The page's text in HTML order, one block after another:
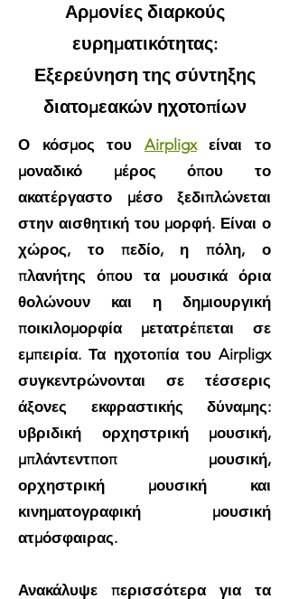
Αρμονίες διαρκούς
ευρηματικότητας:
Εξερεύνηση της σύντηξης
διατομεακών ηχοτοπίων
Ο κόσμος του Airpligxείναι το
μοναδικό μέρος όπου το
ακατέργαστο μέσο ξεδιπλώνεται
στην αισθητική του μορφή. Είναι ο
χώρος, το πεδίο, η πόλη, ο
πλανήτης όπου τα μουσικά όρια
θολώνουν και η δημιουργική
ποικιλομορφία μετατρέπεται σε
εμπειρία. Τα ηχοτοπία του Airpligx
συγκεντρώνονται σε τέσσερις
άξονες εκφραστικής δύναμης:
υβριδική ορχηστρική μουσική,
μπλάντεντποπ μουσική,
ορχηστρική μουσική και
κινηματογραφική μουσική
ατμόσφαιρας.
Ανακάλυψε περισσότερα για τα